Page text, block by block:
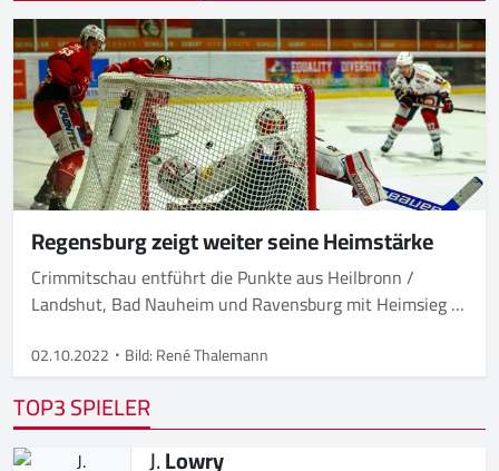
Regensburg zeigt weiter seine Heimstärke
Crimmitschau entführt die Punkte aus Heilbronn /
Landshut, Bad Nauheim und Ravensburg mit Heimsieg /
Krefeld
02.10.2022 Bild: René Thalemann
TOP3 SPIELER
J.Lowry